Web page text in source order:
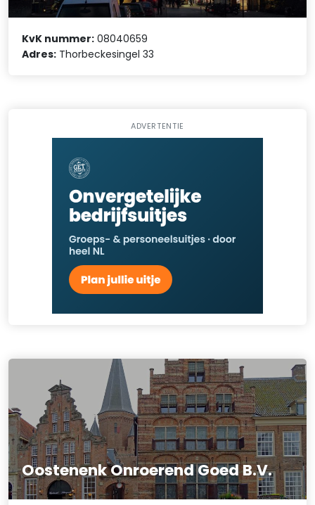
KvK nummer: 08040659
Adres: Thorbeckesingel 33
ADVERTENTIE
Oostenenk Onroerend Goed B.V.